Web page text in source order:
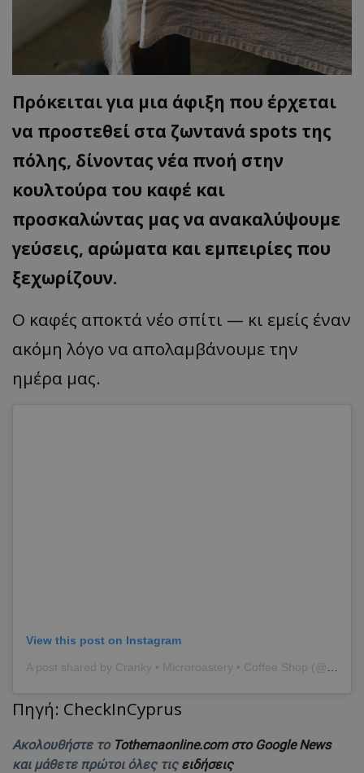
Πρόκειται για μια άφιξη που έρχεται
να προστεθεί στα ζωντανά spots της
πόλης, δίνοντας νέα πνοή στην
κουλτούρα του καφέ και
προσκαλώντας μας να ανακαλύψουμε
γεύσεις, αρώματα και εμπειρίες που
ξεχωρίζουν.
Ο καφές αποκτά νέο σπίτι — κι εμείς έναν
ακόμη λόγο να απολαμβάνουμε την
ημέρα μας.
View this post on Instagram
Πηγή: CheckInCyprus
Ακολουθήστε το Tothemaonline.com στο Google News
και μάθετε πρώτοι όλες τις ειδήσεις